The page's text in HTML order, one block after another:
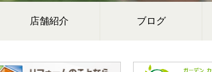
店舗紹介 ブログ